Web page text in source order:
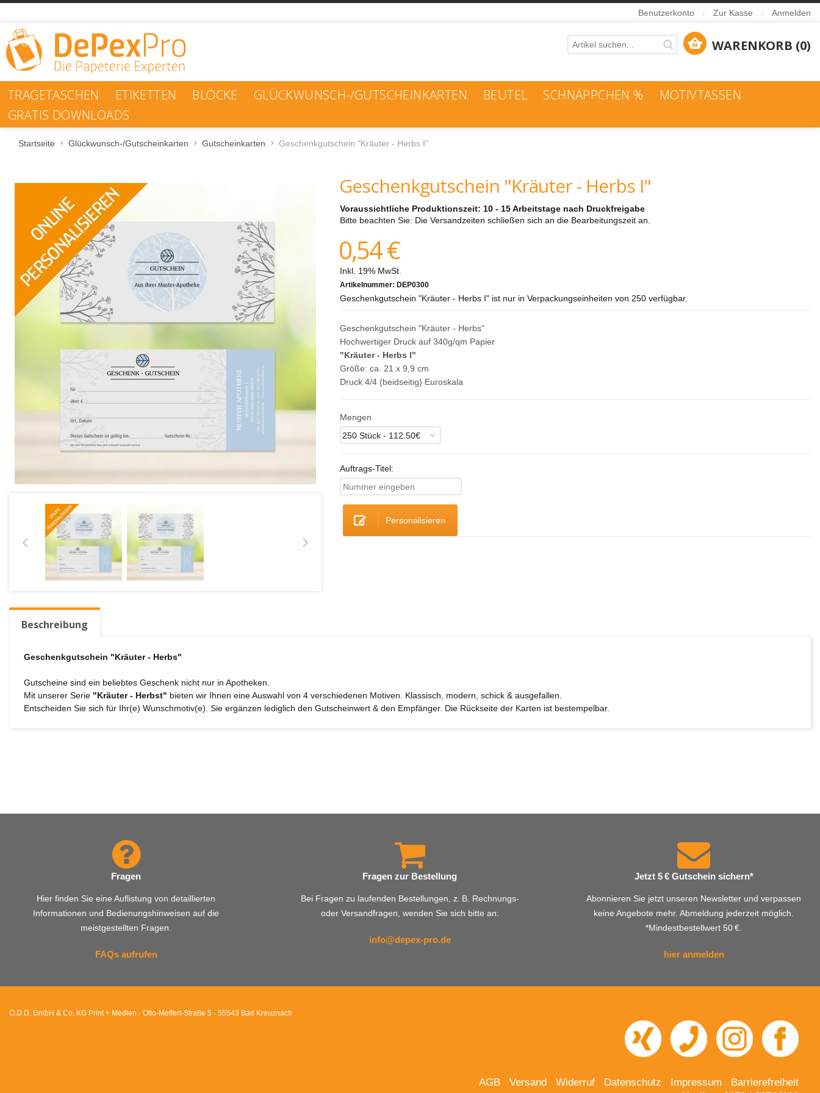
Benutzerkonto Zur Kasse Anmelden
TRAGETASCHEN ETIKETTEN BLÖCKE GLÜCKWUNSCH-/GUTSCHEINKARTEN BEUTEL SCHNÄPPCHEN %
MOTIVTASSEN
GRATIS DOWNLOADS
WARENKORB (0)
Startseite Glückwunsch-/Gutscheinkarten Gutscheinkarten Geschenkgutschein "Kräuter - Herbs I"
Geschenkgutschein "Kräuter - Herbs I"
Voraussichtliche Produktionszeit: 10 - 15 Arbeitstage nach Druckfreigabe
Bitte beachten Sie: Die Versandzeiten schließen sich an die Bearbeitungszeit an.
0,54 €
Inkl. 19% MwSt.
Artikelnummer: DEP0300
Geschenkgutschein "Kräuter - Herbs I" ist nur in Verpackungseinheiten von 250 verfügbar.
Geschenkgutschein "Kräuter - Herbs"
Hochwertiger Druck auf 340g/qm Papier
"Kräuter - Herbs I"
Größe: ca. 21 x 9,9 cm
Druck 4/4 (beidseitig) Euroskala
Mengen
Auftrags-Titel:
Personalisieren
Beschreibung
Geschenkgutschein "Kräuter - Herbs"
Gutscheine sind ein beliebtes Geschenk nicht nur in Apotheken.
Mit unserer Serie "Kräuter - Herbst" bieten wir Ihnen eine Auswahl von 4 verschiedenen Motiven. Klassisch, modern, schick & ausgefallen.
Entscheiden Sie sich für Ihr(e) Wunschmotiv(e). Sie ergänzen lediglich den Gutscheinwert & den Empfänger. Die Rückseite der Karten ist bestempelbar.
Fragen
Hier finden Sie eine Auflistung von detaillierten
Informationen und Bedienungshinweisen auf die
meistgestellten Fragen.
FAQs aufrufen
Fragen zur Bestellung
Bei Fragen zu laufenden Bestellungen, z. B. Rechnungs-
oder Versandfragen, wenden Sie sich bitte an:
info@depex-pro.de
Jetzt 5 € Gutschein sichern*
Abonnieren Sie jetzt unseren Newsletter und verpassen
keine Angebote mehr. Abmeldung jederzeit möglich.
*Mindestbestellwert 50 €.
hier anmelden
O.D.D. GmbH & Co. KG Print + Medien · Otto-Meffert-Straße 5 · 55543 Bad Kreuznach
AGB Versand Widerruf Datenschutz Impressum
Barrierefreiheit